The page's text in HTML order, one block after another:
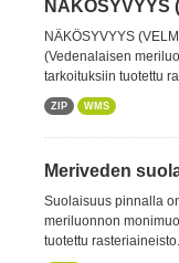
NÄKÖSYVYYS
NÄKÖSYVYYS
(Vedenalaisen
tarkoituksiin tuotettu
ZIP WMS
Meriveden
Suolaisuus pinnalla
meriluonnon
tuotettu